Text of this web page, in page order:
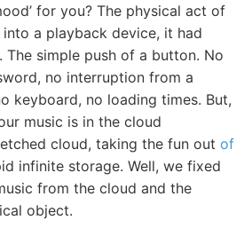
for you? The physical act of
a playback device, it had
The simple push of a button. No
no interruption from a
keyboard, no loading times. But,
music is in the cloud
cloud, taking the fun out of
infinite storage. Well, we fixed
from the cloud and the
object.